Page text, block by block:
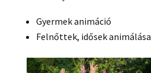
Gyermek animáció
Felnőttek, idősek animálása